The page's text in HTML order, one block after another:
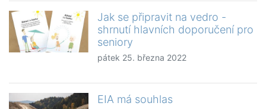
Jak se připravit na vedro -
shrnutí hlavních doporučení pro
seniory
pátek 25. března 2022
EIA má souhlas